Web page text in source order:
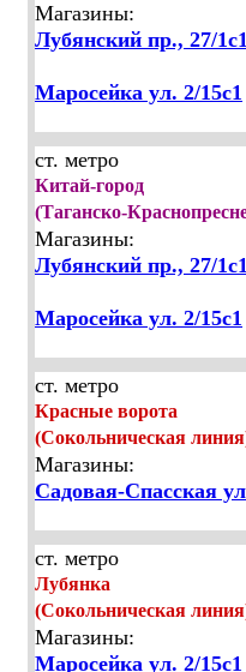
Магазины:
Лубянский пр., 27/1с1
Маросейка ул. 2/15с1
ст. метро
Китай-город
(Таганско-
Магазины:
Лубянский пр., 27/1с1
Маросейка ул. 2/15с1
ст. метро
Красные ворота
(Сокольническая
Магазины:
Садовая-Спасская
ст. метро
Лубянка
(Сокольническая
Магазины:
Маросейка ул. 2/15с1